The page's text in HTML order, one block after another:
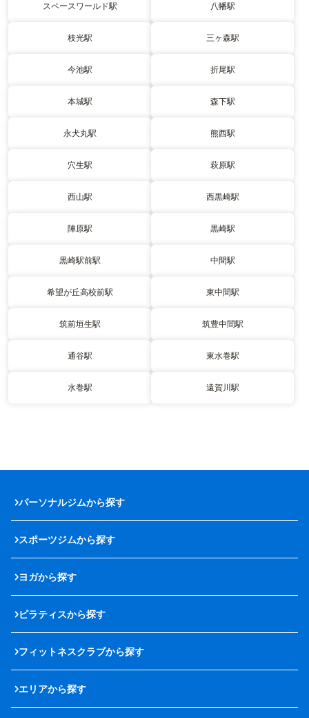
スペースワールド駅 八幡駅
枝光駅 三ヶ森駅
今池駅 折尾駅
本城駅 森下駅
永犬丸駅 熊西駅
穴生駅 萩原駅
西山駅 西黒崎駅
陣原駅 黒崎駅
黒崎駅前駅 中間駅
希望が丘高校前駅 東中間駅
筑前垣生駅 筑豊中間駅
通谷駅 東水巻駅
水巻駅 遠賀川駅
パーソナルジムから探す
スポーツジムから探す
ヨガから探す
ピラティスから探す
フィットネスクラブから探す
エリアから探す